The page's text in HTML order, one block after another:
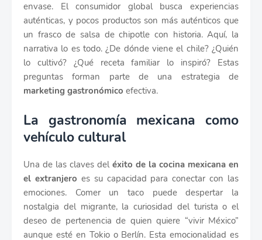
envase. El consumidor global busca experiencias
auténticas, y pocos productos son más auténticos que
un frasco de salsa de chipotle con historia. Aquí, la
narrativa lo es todo. ¿De dónde viene el chile? ¿Quién
lo cultivó? ¿Qué receta familiar lo inspiró? Estas
preguntas forman parte de una estrategia de
marketing gastronómico efectiva.
La gastronomía mexicana como
vehículo cultural
Una de las claves del éxito de la cocina mexicana en
el extranjero es su capacidad para conectar con las
emociones. Comer un taco puede despertar la
nostalgia del migrante, la curiosidad del turista o el
deseo de pertenencia de quien quiere “vivir México”
aunque esté en Tokio o Berlín. Esta emocionalidad es